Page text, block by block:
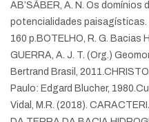
AB’SÁBER, A. N. Os domínios
potencialidades paisagísticas.
160 p. BOTELHO, R. G. Bacias
GUERRA, A. J. T. (Org.)
Bertrand Brasil, 2011.
Paulo: Edgard Blucher, 1980.
Vidal, M.R. (2018).